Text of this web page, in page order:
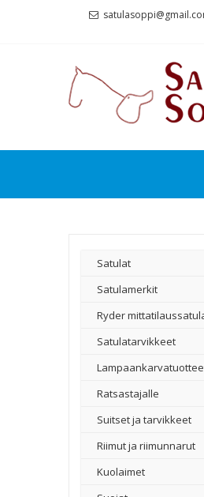
Satulat
Satulamerkit
Ryder
Satulatarvikkeet
–
Ratsastajalle
Suitset ja tarvikkeet
Riimut ja riimunnarut
Kuolaimet